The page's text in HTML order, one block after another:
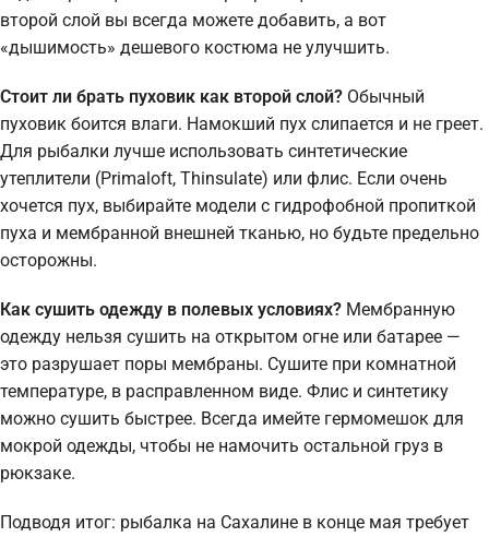
второй слой вы всегда можете добавить, а вот
«дышимость» дешевого костюма не улучшить.
Стоит ли брать пуховик как второй слой? Обычный
пуховик боится влаги. Намокший пух слипается и не греет.
Для рыбалки лучше использовать синтетические
утеплители (Primaloft, Thinsulate) или флис. Если очень
хочется пух, выбирайте модели с гидрофобной пропиткой
пуха и мембранной внешней тканью, но будьте предельно
осторожны.
Как сушить одежду в полевых условиях? Мембранную
одежду нельзя сушить на открытом огне или батарее —
это разрушает поры мембраны. Сушите при комнатной
температуре, в расправленном виде. Флис и синтетику
можно сушить быстрее. Всегда имейте гермомешок для
мокрой одежды, чтобы не намочить остальной груз в
рюкзаке.
Подводя итог: рыбалка на Сахалине в конце мая требует